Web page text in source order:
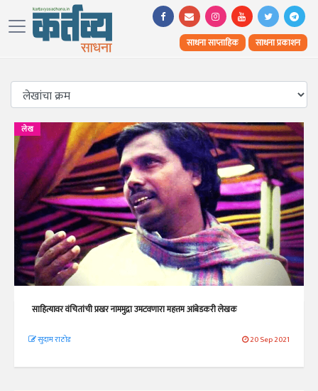
साधना साप्ताहिक साधना प्रकाशन
लेख
साहित्यावर वंचितांची प्रखर नाममुद्रा उमटवणारा महत्तम आंबेडकरी लेखक
सुदाम राठोड 20 Sep 2021